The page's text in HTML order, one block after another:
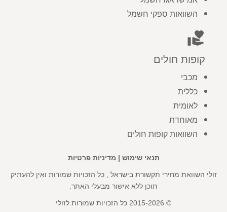
השוואות ספקי חשמל
volunteer_activism
קופות חולים
מכבי
כללית
לאומית
מאוחדת
השוואות קופות חולים
תנאי שימוש | מדיניות פרטיות
זולי השוואת מחירי תקשורת בישראל , כל הזכויות שמורות ואין להעתיק
תוכן ללא אישור מבעלי האתר.
© 2015-2026 כל הזכויות שמורות לזולי